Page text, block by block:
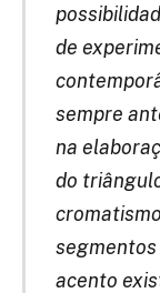
de
sempre
na
do
segmentos
acento